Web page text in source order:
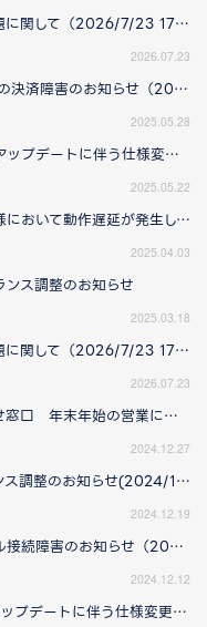
現在確認されている問題に関して（2026/7/23 17:00更新）
2026.07.23
【復旧】LPチャージ時の決済障害のお知らせ（2025/05/29更新）
2025.05.28
2025/06/26(木)大型アップデートに伴う仕様変更のお知らせ
2025.05.22
【解決済】一部のお客様において動作遅延が発生している問題について(2025/4/14 更新)
2025.04.03
ンス調整のお知らせ
2025.03.18
現在確認されている問題に関して（2026/7/23 17:00更新）
2026.07.23
HappyTukお問い合わせ窓口 年末年始の営業について
2024.12.27
「STELLA」各種バランス調整のお知らせ(2024/12/23 16:25更新)
2024.12.19
【復旧】一部チャンネル接続障害のお知らせ（2024/12/12 16:30更新）
2024.12.12
2024/12/19(木)大型アップデートに伴う仕様変更のお知らせ(2024/12/26(木)14:40更新)